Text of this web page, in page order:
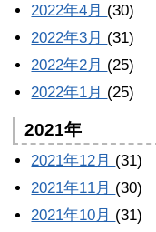
2022年4月 (30)
2022年3月 (31)
2022年2月 (25)
2022年1月 (25)
2021年
2021年12月 (31)
2021年11月 (30)
2021年10月 (31)